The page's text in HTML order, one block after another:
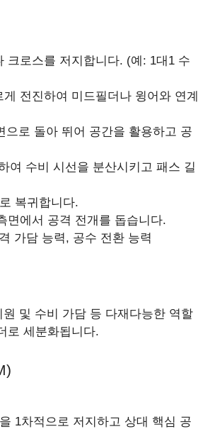
크로스를 저지합니다. (예: 1대1 수
전진하여 미드필더나 윙어와 연계
로 돌아 뛰어 공간을 활용하고 공
여 수비 시선을 분산시키고 패스 길
복귀합니다.
면에서 공격 전개를 돕습니다.
가담 능력, 공수 전환 능력
및 수비 가담 등 다재다능한 역할
로 세분화됩니다.
1차적으로 저지하고 상대 핵심 공